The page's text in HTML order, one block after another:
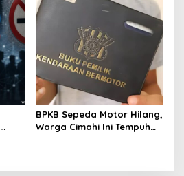
BPKB Sepeda Motor Hilang,
Warga Cimahi Ini Tempuh